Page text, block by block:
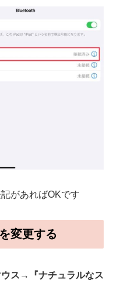
があればOKです
変更する
ス→『ナチュラルなス